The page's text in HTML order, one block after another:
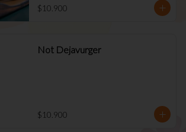
$10.900
Not Dejavurger
$10.900